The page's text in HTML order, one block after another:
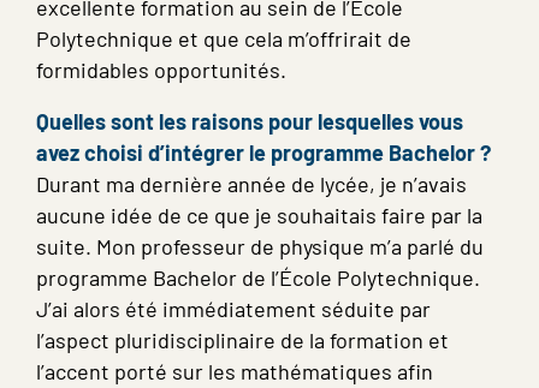
excellente formation au sein de l’École
Polytechnique et que cela m’offrirait de
formidables opportunités.
Quelles sont les raisons pour lesquelles vous
avez choisi d’intégrer le programme Bachelor ?
Durant ma dernière année de lycée, je n’avais
aucune idée de ce que je souhaitais faire par la
suite. Mon professeur de physique m’a parlé du
programme Bachelor de l’École Polytechnique.
J’ai alors été immédiatement séduite par
l’aspect pluridisciplinaire de la formation et
l’accent porté sur les mathématiques afin